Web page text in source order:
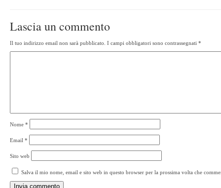
Lascia un commento
Il tuo indirizzo email non sarà pubblicato. I campi obbligatori sono contrassegnati *
Nome *
Email *
Sito web
Salva il mio nome, email e sito web in questo browser per la prossima volta che